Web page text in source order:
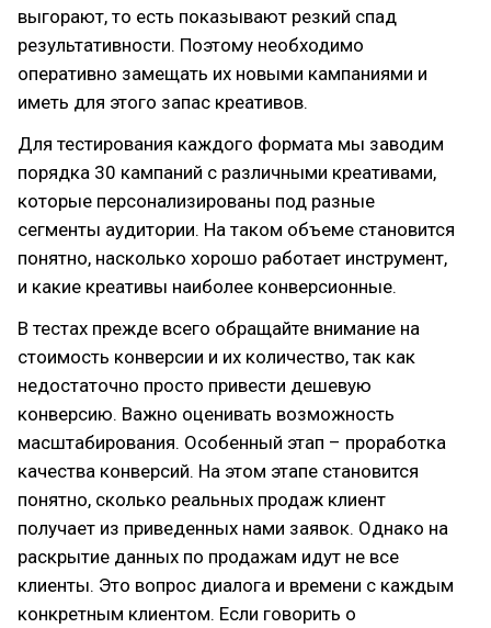
выгорают, то есть показывают резкий спад
результативности. Поэтому необходимо
оперативно замещать их новыми кампаниями и
иметь для этого запас креативов.
Для тестирования каждого формата мы заводим
порядка 30 кампаний с различными креативами,
которые персонализированы под разные
сегменты аудитории. На таком объеме становится
понятно, насколько хорошо работает инструмент,
и какие креативы наиболее конверсионные.
В тестах прежде всего обращайте внимание на
стоимость конверсии и их количество, так как
недостаточно просто привести дешевую
конверсию. Важно оценивать возможность
масштабирования. Особенный этап – проработка
качества конверсий. На этом этапе становится
понятно, сколько реальных продаж клиент
получает из приведенных нами заявок. Однако на
раскрытие данных по продажам идут не все
клиенты. Это вопрос диалога и времени с каждым
конкретным клиентом. Если говорить о